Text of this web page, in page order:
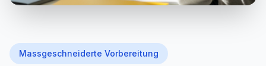
Massgeschneiderte Vorbereitung